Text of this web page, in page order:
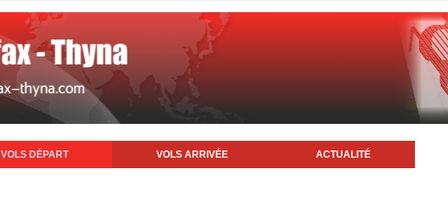
VOLS DÉPART VOLS ARRIVÉE ACTUALITÉ